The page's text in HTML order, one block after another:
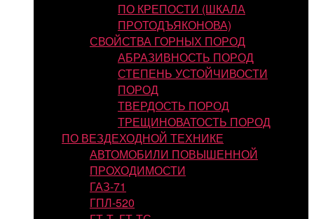
ПО КРЕПОСТИ (ШКАЛА
ПРОТОДЪЯКОНОВА)
СВОЙСТВА ГОРНЫХ ПОРОД
АБРАЗИВНОСТЬ ПОРОД
СТЕПЕНЬ УСТОЙЧИВОСТИ
ПОРОД
ТВЕРДОСТЬ ПОРОД
ТРЕЩИНОВАТОСТЬ ПОРОД
ПО ВЕЗДЕХОДНОЙ ТЕХНИКЕ
АВТОМОБИЛИ ПОВЫШЕННОЙ
ПРОХОДИМОСТИ
ГАЗ-71
ГПЛ-520